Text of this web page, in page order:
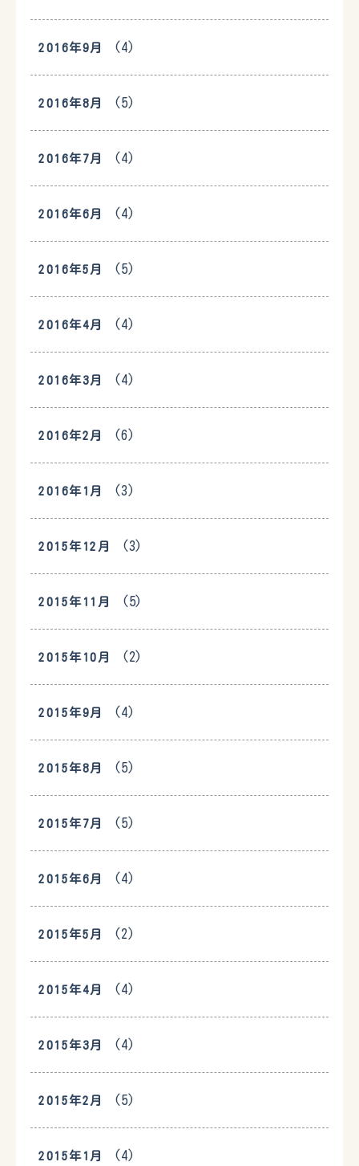
2016年9月 (4)
2016年8月 (5)
2016年7月 (4)
2016年6月 (4)
2016年5月 (5)
2016年4月 (4)
2016年3月 (4)
2016年2月 (6)
2016年1月 (3)
2015年12月 (3)
2015年11月 (5)
2015年10月 (2)
2015年9月 (4)
2015年8月 (5)
2015年7月 (5)
2015年6月 (4)
2015年5月 (2)
2015年4月 (4)
2015年3月 (4)
2015年2月 (5)
2015年1月 (4)